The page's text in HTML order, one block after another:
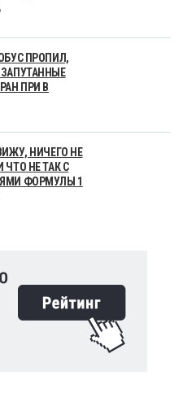
ПРОПИЛ,
ПРИ В
НИЧЕГО НЕ
НЕ ТАК С
ФОРМУЛЫ 1